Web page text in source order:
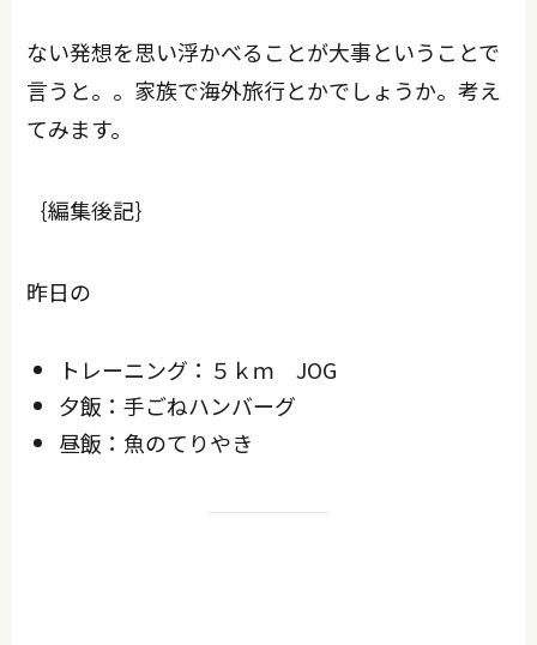
ない発想を思い浮かべることが大事ということで
言うと。。家族で海外旅行とかでしょうか。考え
てみます。
｛編集後記｝
昨日の
トレーニング：５ｋｍ JOG
夕飯：手ごねハンバーグ
昼飯：魚のてりやき